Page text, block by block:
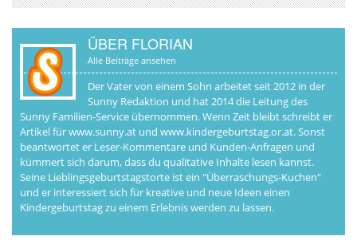
ÜBER FLORIAN
Alle Beiträge ansehen
Der Vater von einem Sohn arbeitet seit 2012 in der
Sunny Redaktion und hat 2014 die Leitung des
Sunny Familien-Service übernommen. Wenn Zeit bleibt schreibt er
Artikel für www.sunny.at und www.kindergeburtstag.or.at. Sonst
beantwortet er Leser-Kommentare und Kunden-Anfragen und
kümmert sich darum, dass du qualitative Inhalte lesen kannst.
Seine Lieblingsgeburtstagstorte ist ein "Überraschungs-Kuchen"
und er interessiert sich für kreative und neue Ideen einen
Kindergeburtstag zu einem Erlebnis werden zu lassen.